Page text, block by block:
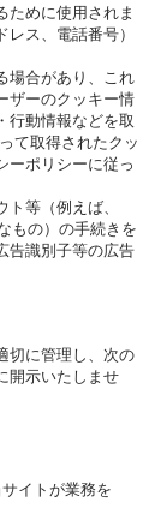
ために使用されま
ス、電話番号）
場合があり、これ
ザーのクッキー情
行動情報などを取
て取得されたクッ
ーポリシーに従っ
等（例えば、
もの）の手続きを
告識別子等の広告
切に管理し、次の
開示いたしませ
イトが業務を